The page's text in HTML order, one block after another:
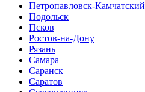
Петропавловск-Камчатский
Подольск
Псков
Ростов-на-Дону
Рязань
Самара
Саранск
Саратов